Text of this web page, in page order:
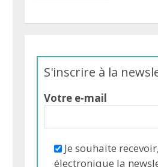
S'inscrire à la
Votre e-mail
Je souhaite
électronique la